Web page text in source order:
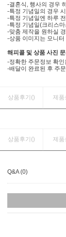
-결혼식, 행사의 경우
-특정 기념일의 경우
-특정 기념일엔 하루
-특정 기념일(크리스
-맞춤 제작을 원하실
-상품 이미지는 모니
해피콜 및 상품 사진
-정확한 주문정보 확
-배달이 완료된 후 주
상품후기() 제품
상품후기() 제품
Q&A (0)